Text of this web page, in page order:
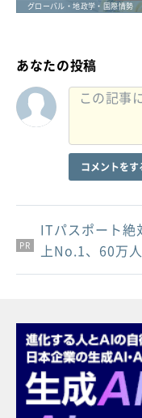
グローバル・地政学・国際情勢
あなたの投稿
コメントをす
PR
PR
PR
ITパスポート絶
上No.1、60万